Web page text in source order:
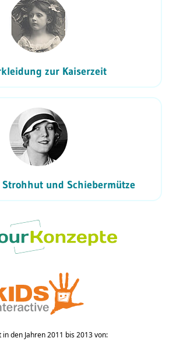
zur Kaiserzeit
Strohhut und Schiebermütze
den Jahren 2011 bis 2013 von: